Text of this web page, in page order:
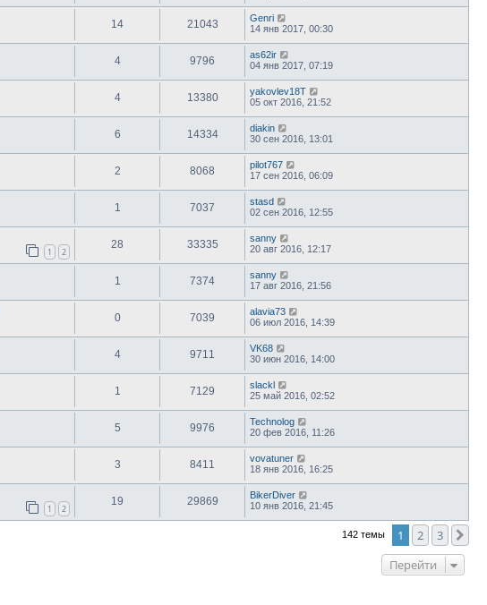
14 21043
Genri
14 янв 2017, 00:30
4 9796
as62ir
04 янв 2017, 07:19
4 13380
yakovlev18T
05 окт 2016, 21:52
6 14334
diakin
30 сен 2016, 13:01
2 8068
pilot767
17 сен 2016, 06:09
1 7037
stasd
02 сен 2016, 12:55
1 2
28 33335
sanny
20 авг 2016, 12:17
1 7374
sanny
17 авг 2016, 21:56
0 7039
alavia73
06 июл 2016, 14:39
4 9711
VK68
30 июн 2016, 14:00
1 7129
slackl
25 май 2016, 02:52
5 9976
Technolog
20 фев 2016, 11:26
3 8411
vovatuner
18 янв 2016, 16:25
1 2
19 29869
BikerDiver
10 янв 2016, 21:45
142 темы 1 2 3
Перейти